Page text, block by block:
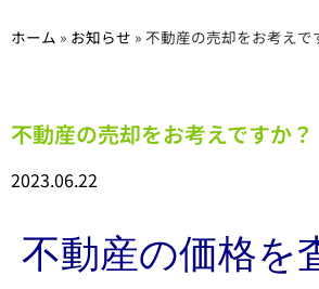
ホーム » お知らせ » 不動産の売却をお考えで
不動産の売却をお考えですか？
2023.06.22
不動産の価格を